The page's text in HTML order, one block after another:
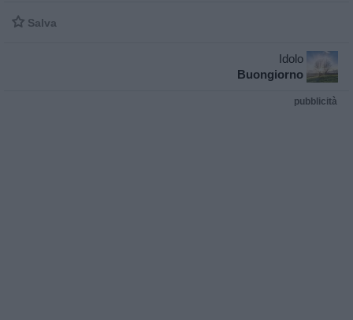
 Salva
Idolo
Buongiorno
pubblicità